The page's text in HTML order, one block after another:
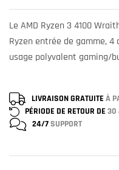
Le AMD Ryzen 3 4100
Ryzen entrée de gamme,
usage polyvalent gaming/
LIVRAISON GRATUITE À
PÉRIODE DE RETOUR DE 30
24/7SUPPORT